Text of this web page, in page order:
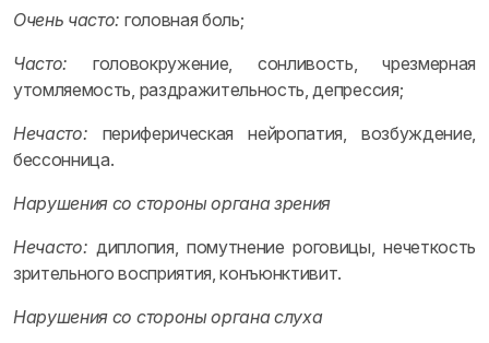
Очень часто: головная боль;
Часто: головокружение, сонливость, чрезмерная
утомляемость, раздражительность, депрессия;
Нечасто: периферическая нейропатия, возбуждение,
бессонница.
Нарушения со стороны органа зрения
Нечасто: диплопия, помутнение роговицы, нечеткость
зрительного восприятия, конъюнктивит.
Нарушения со стороны органа слуха